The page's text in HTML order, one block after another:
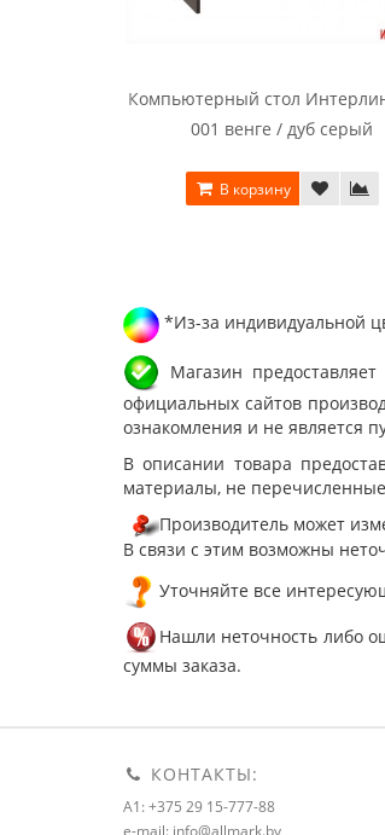
Компьютерный стол
001 венге / дуб серый
В корзину
*Из-за индивидуальной
Магазин
официальных сайтов
ознакомления и не является
В описании товара
материалы, не
Производитель может
В связи с этим возможны
Уточняйте все
Нашли неточность либо
суммы заказа.
КОНТАКТЫ:
A1: +375 29 15-777-88
e-mail: info@allmark.by